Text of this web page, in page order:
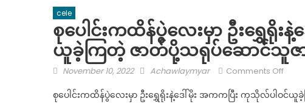
cele
စုပေါင်းကထိန်ပွဲလေးမှာ ဦးရွှေရို
ယူခဲ့ကြတဲ့ ဇာတ်ပို့သရုပ်ဆောင်သူဇ
Posted
November 10, 2022 Author
Achawlaymyar Comments Offon
ကထိ
စုပေါင်းကထိန်ပွဲလေးမှာ ဦးရွှေရိုးနဲ့ဒေါ်မိုး အကကပြီး ကုသိုလ်ပါ